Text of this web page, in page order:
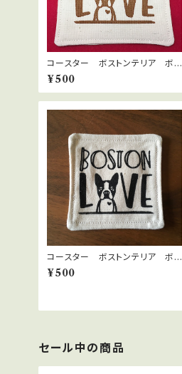
コースター ボストンテリア ボス
トンLOVE ブリンドルカラー
¥500
コースター ボストンテリア ボス
トンLOVE ブラック
¥500
セール中の商品